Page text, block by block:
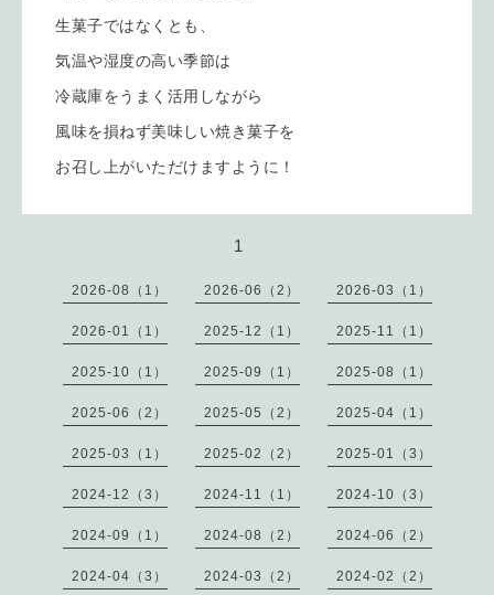
生菓子ではなくとも、
気温や湿度の高い季節は
冷蔵庫をうまく活用しながら
風味を損ねず美味しい焼き菓子を
お召し上がいただけますように！
1
2026-08（1） 2026-06（2） 2026-03（1）
2026-01（1） 2025-12（1） 2025-11（1）
2025-10（1） 2025-09（1） 2025-08（1）
2025-06（2） 2025-05（2） 2025-04（1）
2025-03（1） 2025-02（2） 2025-01（3）
2024-12（3） 2024-11（1） 2024-10（3）
2024-09（1） 2024-08（2） 2024-06（2）
2024-04（3） 2024-03（2） 2024-02（2）